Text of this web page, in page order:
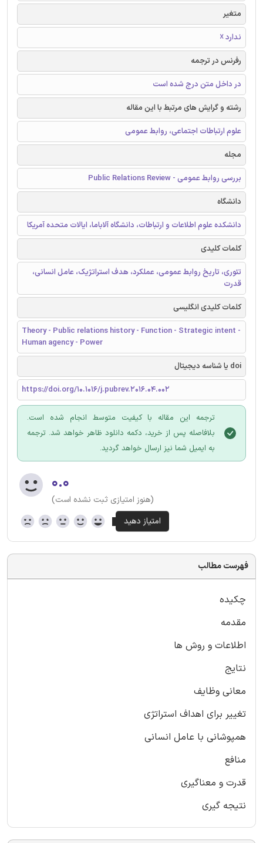
متغیر
ندارد ☓
رفرنس در ترجمه
در داخل متن درج شده است
رشته و گرایش های مرتبط با این مقاله
علوم ارتباطات اجتماعی، روابط عمومی
مجله
بررسی روابط عمومی - Public Relations Review
دانشگاه
دانشکده علوم اطلاعات و ارتباطات، دانشگاه آلاباما، ایالات متحده آمریکا
کلمات کلیدی
تئوری، تاریخ روابط عمومی، عملکرد، هدف استراتژیک، عامل انسانی،
قدرت
کلمات کلیدی انگلیسی
Theory - Public relations history - Function - Strategic intent -
Human agency - Power
doi یا شناسه دیجیتال
https://doi.org/10.1016/j.pubrev.2016.04.002
ترجمه این مقاله با کیفیت متوسط انجام شده است.
بلافاصله پس از خرید، دکمه دانلود ظاهر خواهد شد. ترجمه
به ایمیل شما نیز ارسال خواهد گردید.
۰.۰
(هنوز امتیازی ثبت نشده است)
فهرست مطالب
چکیده
مقدمه
اطلاعات و روش ها
نتایج
معانی وظایف
تغییر برای اهداف استراتژی
همپوشانی با عامل انسانی
منافع
قدرت و معناگیری
نتیجه گیری